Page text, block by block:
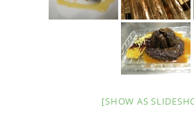
[SHOW AS